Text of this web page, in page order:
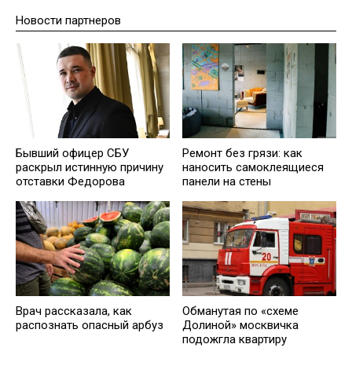
Новости партнеров
Бывший офицер СБУ
раскрыл истинную причину
отставки Федорова
Ремонт без грязи: как
наносить самоклеящиеся
панели на стены
Врач рассказала, как
распознать опасный арбуз
Обманутая по «схеме
Долиной» москвичка
подожгла квартиру